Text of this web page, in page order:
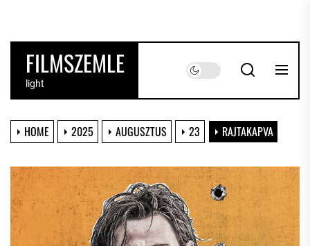
the
contentFILMSZEMLE
light
HOME 2025 AUGUSZTUS 23 RAJTAKAPVA